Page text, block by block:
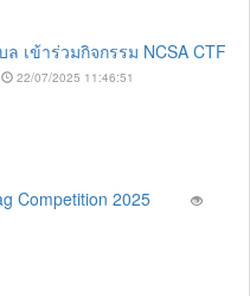
เข้าร่วมกิจกรรม NCSA CTF
22/07/2025 11:46:51
Competition 2025